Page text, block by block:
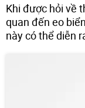
Khi được hỏi về
quan đến eo
này có thể diễn